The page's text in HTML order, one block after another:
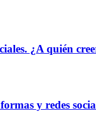
¿A quién
y redes